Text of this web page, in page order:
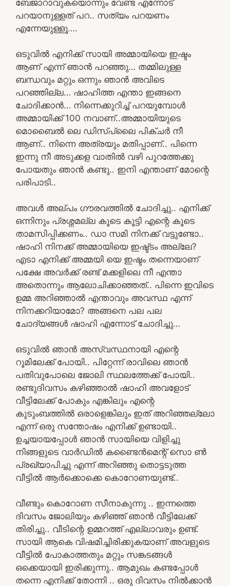
ബേജാറാവുകയൊന്നും വേണ്ട എന്നോട്
പറയാനുള്ളത് പറ.. സത്യം പറയണം
എന്നേയുള്ളൂ….
ഒടുവിൽ എനിക്ക് സായി അമ്മായിയെ ഇഷ്ടം
ആണ് എന്ന് ഞാൻ പറഞ്ഞു… തമ്മിലുള്ള
ബന്ധവും മറ്റും ഒന്നും ഞാൻ അവിടെ
പറഞ്ഞില്ല… ഷാഹിത്ത എന്താ ഇങ്ങനെ
ചോദിക്കാൻ… നിന്നെക്കുറിച്ച് പറയുമ്പോൾ
അമ്മായിക്ക് 100 നവാണ്..അമ്മായിയുടെ
മൊബൈൽ ലെ ഡിസ്‌പ്ലൈ പിക്ചർ നീ
ആണ്.. നിന്നെ അത്രയും മതിപ്പാണ്.. പിന്നെ
ഇന്നു നീ അടുക്കള വാതിൽ വഴി പുറത്തേക്കു
പോയതും ഞാൻ കണ്ടു.. ഇനി എന്താണ് മോന്റെ
പരിപാടി..
അവൾ അല്പം ഗൗരവത്തിൽ ചോദിച്ചു.. എനിക്ക്
ഒന്നിനും പ്രശ്നമല്ല കൂടെ കൂട്ടി എന്റെ കൂടെ
താമസിപ്പിക്കണം.. ഡാ സമി നിനക്ക് വട്ടുണ്ടോ..
ഷാഹി നിനക്ക് അമ്മായിയെ ഇഷ്ട്ടം അല്ലേ?
എടാ എനിക്ക് അമ്മയി യെ ഇഷ്ടം തന്നെയാണ്
പക്ഷേ അവർക്ക് രണ്ട് മക്കളിലെ നീ എന്താ
അതൊന്നും ആലോചിക്കാഞ്ഞത്.. പിന്നെ ഇവിടെ
ഉമ്മ അറിഞ്ഞാൽ എന്താവും അവസ്ഥ എന്ന്
നിനക്കറിയാമോ? അങ്ങനെ പല പല
ചോദ്യങ്ങൾ ഷാഹി എന്നോട് ചോദിച്ചു…
ഒടുവിൽ ഞാൻ അസ്വസ്ഥനായി എന്റെ
റൂമിലേക്ക് പോയി.. പിറ്റേന്ന് രാവിലെ ഞാൻ
പതിവുപോലെ ജോലി സ്ഥലത്തേക്ക് പോയി..
രണ്ടുദിവസം കഴിഞ്ഞാൽ ഷാഹി അവളോട്
വീട്ടിലേക്ക് പോകും എങ്കിലും എന്റെ
കുടുംബത്തിൽ ഒരാളെങ്കിലും ഇത് അറിഞ്ഞല്ലോ
എന്ന് ഒരു സന്തോഷം എനിക്ക് ഉണ്ടായി..
ഉച്ചയായപ്പോൾ ഞാൻ സായിയെ വിളിച്ചു
നിങ്ങളുടെ വാർഡിൽ കണ്ടൈൻമെന്റ് സൊ ൺ
പ്രഖ്യാപിച്ചു എന്ന് അറിഞ്ഞു തൊട്ടടുത്ത
വീട്ടിൽ ആർക്കൊക്കെ കൊറോണയുണ്ട്..
വീണ്ടും കൊറോണ സീനാകുന്നു .. ഇന്നത്തെ
ദിവസം ജോലിയും കഴിഞ്ഞ് ഞാൻ വീട്ടിലേക്ക്
തിരിച്ചു.. വീടിന്റെ ഉമ്മറത്ത് എല്ലാവരും ഉണ്ട്.
സായി ആകെ വിഷമിച്ചിരിക്കുകയാണ് അവളുടെ
വീട്ടിൽ പോകാത്തതും മറ്റും സങ്കടങ്ങൾ
ഒക്കെയായി ഇരിക്കുന്നു.. ആമുഖം കണ്ടപ്പോൾ
തന്നെ എനിക്ക് തോന്നി .. ഒരു ദിവസം നിൽക്കാൻ